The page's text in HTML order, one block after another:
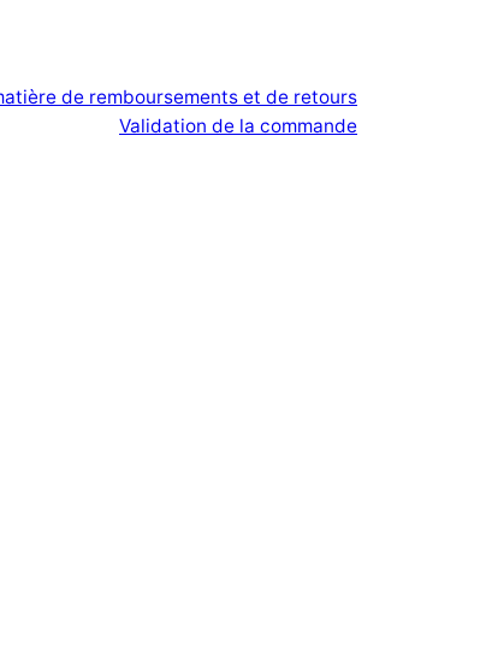
de remboursements et de retours
Validation de la commande